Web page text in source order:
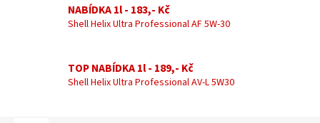
NABÍDKA 1l - 183,- Kč
Shell Helix Ultra Professional AF 5W-30
TOP NABÍDKA 1l - 189,- Kč
Shell Helix Ultra Professional AV-L 5W30